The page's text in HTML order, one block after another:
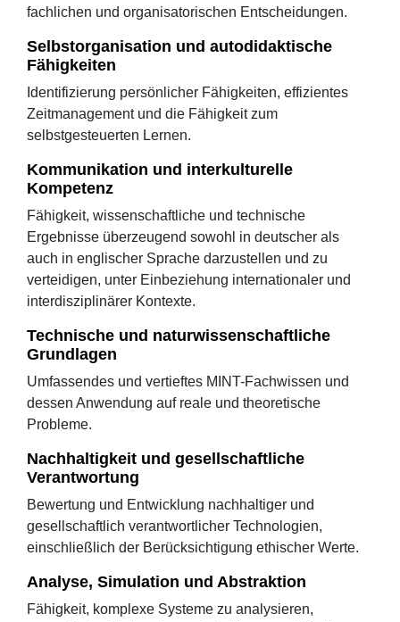
fachlichen und organisatorischen Entscheidungen.
Selbstorganisation und autodidaktische
Fähigkeiten
Identifizierung persönlicher Fähigkeiten, effizientes
Zeitmanagement und die Fähigkeit zum
selbstgesteuerten Lernen.
Kommunikation und interkulturelle
Kompetenz
Fähigkeit, wissenschaftliche und technische
Ergebnisse überzeugend sowohl in deutscher als
auch in englischer Sprache darzustellen und zu
verteidigen, unter Einbeziehung internationaler und
interdisziplinärer Kontexte.
Technische und naturwissenschaftliche
Grundlagen
Umfassendes und vertieftes MINT-Fachwissen und
dessen Anwendung auf reale und theoretische
Probleme.
Nachhaltigkeit und gesellschaftliche
Verantwortung
Bewertung und Entwicklung nachhaltiger und
gesellschaftlich verantwortlicher Technologien,
einschließlich der Berücksichtigung ethischer Werte.
Analyse, Simulation und Abstraktion
Fähigkeit, komplexe Systeme zu analysieren,